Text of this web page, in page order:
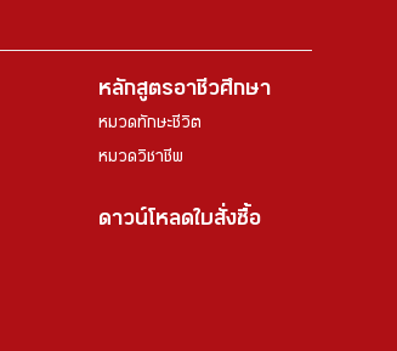
หลักสูตรอาชีวศึกษา
หมวดทักษะชีวิต
หมวดวิชาชีพ
ดาวน์โหลดใบสั่งซื้อ